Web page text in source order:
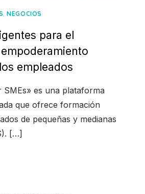
,NEGOCIOS
para el
empleados
SMEs» es una plataforma
que ofrece formación
de pequeñas y medianas
[…]